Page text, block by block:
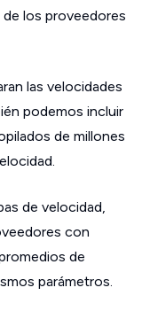
los proveedores
las velocidades
podemos incluir
de millones
de velocidad,
con
de
parámetros.